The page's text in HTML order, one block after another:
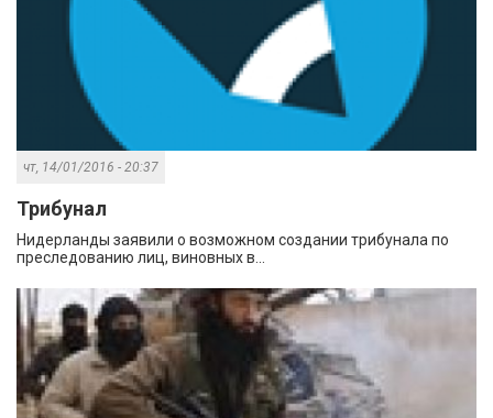
чт, 14/01/2016 - 20:37
Трибунал
Нидерланды заявили о возможном создании трибунала по
преследованию лиц, виновных в...